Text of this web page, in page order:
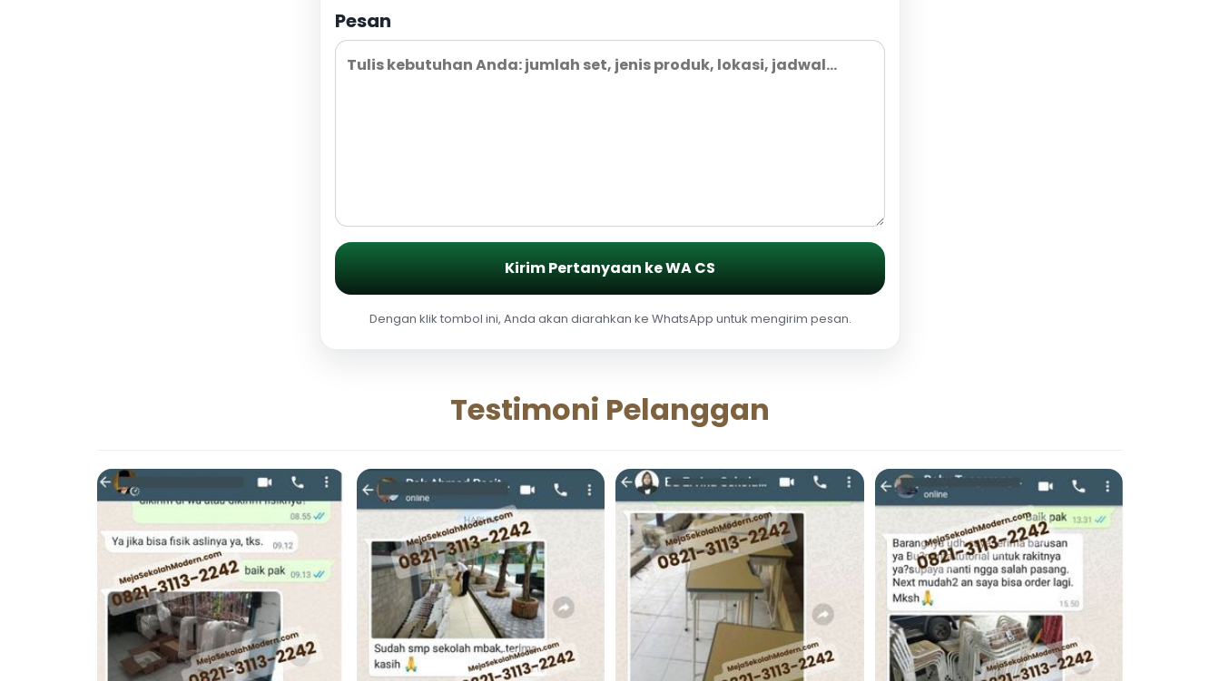
Pesan
Kirim Pertanyaan ke WA CS
Dengan klik tombol ini, Anda akan diarahkan ke WhatsApp untuk mengirim pesan.
Testimoni Pelanggan